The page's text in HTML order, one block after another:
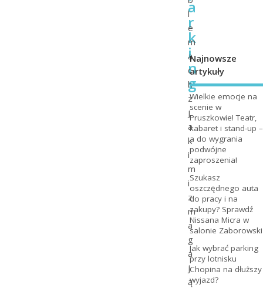
a
r
k
i
n
g
l
e
m
a
c
h
z
j
a
k
i
m
i
z
m
a
g
a
j
ą
Najnowsze
artykuły
Wielkie emocje na
scenie w
Pruszkowie! Teatr,
kabaret i stand-up –
a do wygrania
podwójne
zaproszenia!
Szukasz
oszczędnego auta
do pracy i na
zakupy? Sprawdź
Nissana Micra w
salonie Zaborowski
Jak wybrać parking
przy lotnisku
Chopina na dłuższy
wyjazd?